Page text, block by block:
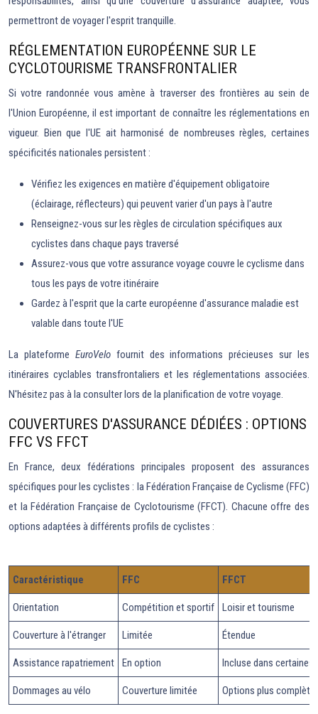
permettront de voyager l'esprit tranquille.
RÉGLEMENTATION EUROPÉENNE SUR LE
CYCLOTOURISME TRANSFRONTALIER
Si votre randonnée vous amène à traverser des frontières au sein de
l'Union Européenne, il est important de connaître les réglementations en
vigueur. Bien que l'UE ait harmonisé de nombreuses règles, certaines
spécificités nationales persistent :
Vérifiez les exigences en matière d'équipement obligatoire
(éclairage, réflecteurs) qui peuvent varier d'un pays à l'autre
Renseignez-vous sur les règles de circulation spécifiques aux
cyclistes dans chaque pays traversé
Assurez-vous que votre assurance voyage couvre le cyclisme dans
tous les pays de votre itinéraire
Gardez à l'esprit que la carte européenne d'assurance maladie est
valable dans toute l'UE
La plateforme EuroVelofournit des informations précieuses sur les
itinéraires cyclables transfrontaliers et les réglementations associées.
N'hésitez pas à la consulter lors de la planification de votre voyage.
COUVERTURES D'ASSURANCE DÉDIÉES : OPTIONS
FFC VS FFCT
En France, deux fédérations principales proposent des assurances
spécifiques pour les cyclistes : la Fédération Française de Cyclisme (FFC)
et la Fédération Française de Cyclotourisme (FFCT). Chacune offre des
options adaptées à différents profils de cyclistes :
Caractéristique FFC FFCT
Orientation Compétition et sportif Loisir et tourisme
Couverture à l'étranger Limitée Étendue
Assistance rapatriement En option Incluse dans certaines
Dommages au vélo Couverture limitée Options plus